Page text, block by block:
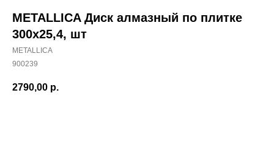
METALLICA Диск алмазный по плитке
300х25,4, шт
METALLICA
900239
2790,00 р.